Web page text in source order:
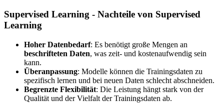
Supervised Learning - Nachteile von Supervised
Learning
Hoher Datenbedarf: Es benötigt große Mengen an
beschrifteten Daten, was zeit- und kostenaufwendig sein
kann.
Überanpassung: Modelle können die Trainingsdaten zu
spezifisch lernen und bei neuen Daten schlecht abschneiden.
Begrenzte Flexibilität: Die Leistung hängt stark von der
Qualität und der Vielfalt der Trainingsdaten ab.